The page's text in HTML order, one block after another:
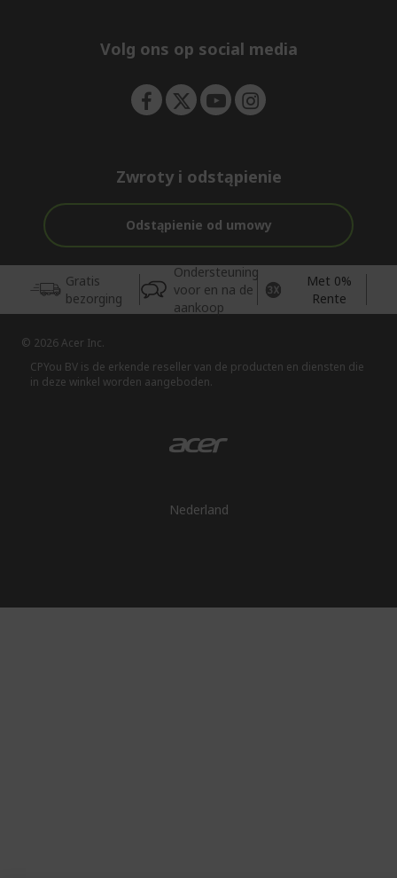
e
Volg ons op social media
Zwroty i odstąpienie
Odstąpienie od umowy
Gratis
bezorging
Ondersteuning
voor en na de
aankoop
Met 0%
Rente
© 2026 Acer Inc.
CPYou BV is de erkende reseller van de producten en diensten die
in deze winkel worden aangeboden.
Nederland